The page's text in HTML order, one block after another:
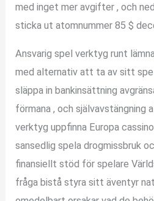
med inget mer avgifter , och
sticka ut atomnummer 85 $
Ansvarig spel verktyg runt
med alternativ att ta av sitt
släppa in bankinsättning
förmana , och självavstängning
verktyg uppfinna Europa
sansedlig spela drogmissbruk
finansiellt stöd för spelare
fråga bistå styra sitt äventyr